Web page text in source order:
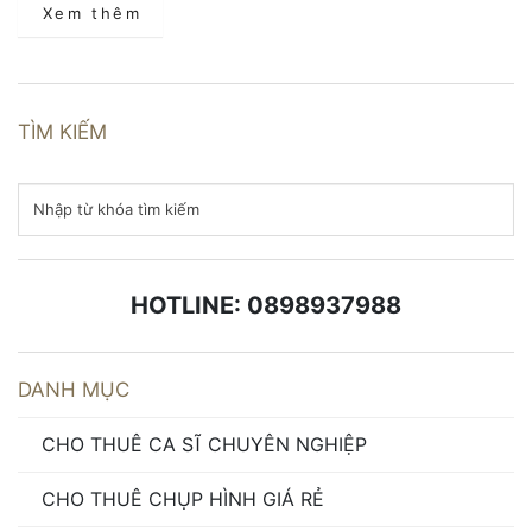
Xem thêm
TÌM KIẾM
HOTLINE: 0898937988
DANH MỤC
CHO THUÊ CA SĨ CHUYÊN NGHIỆP
CHO THUÊ CHỤP HÌNH GIÁ RẺ